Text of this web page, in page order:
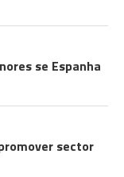
se Espanha
sector